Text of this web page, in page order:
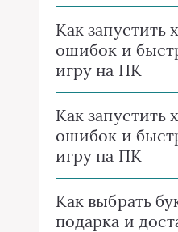
Как запустить
ошибок и
игру на ПК
Как запустить
ошибок и
игру на ПК
Как выбрать
подарка и